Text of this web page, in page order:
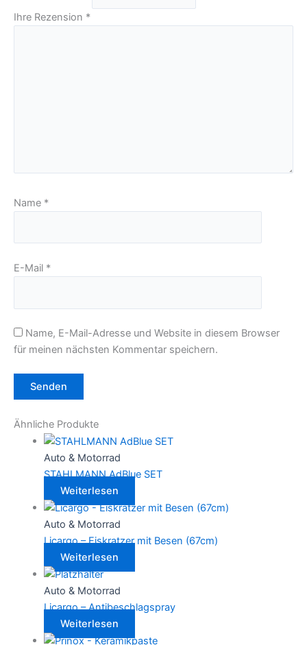
Ihre Rezension *
Name *
E-Mail *
Name, E-Mail-Adresse und Website in diesem Browser
für meinen nächsten Kommentar speichern.
Ähnliche Produkte
Auto & Motorrad
STAHLMANN AdBlue SET
Weiterlesen
Auto & Motorrad
Licargo – Eiskratzer mit Besen (67cm)
Weiterlesen
Auto & Motorrad
Licargo – Antibeschlagspray
Weiterlesen